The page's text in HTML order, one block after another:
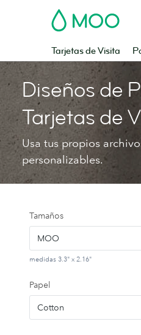
MOO
Tarjetas de Visita
Diseños de
Tarjetas de
Usa tus propios
personalizables.
Tamaños
MOO
medidas 3.3" x 2.16"
Papel
Cotton